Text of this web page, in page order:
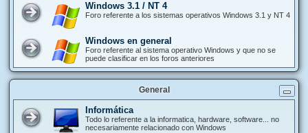
Windows 3.1 / NT 4
Foro referente a los sistemas operativos Windows 3.1 y NT 4
Windows en general
Foro referente al sistema operativo Windows y que no se
puede clasificar en los foros anteriores
General
Informática
Todo lo referente a la informatica, hardware, software... no
necesariamente relacionado con Windows